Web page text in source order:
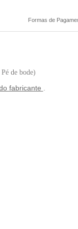
Formas de
de bode)
fabricante